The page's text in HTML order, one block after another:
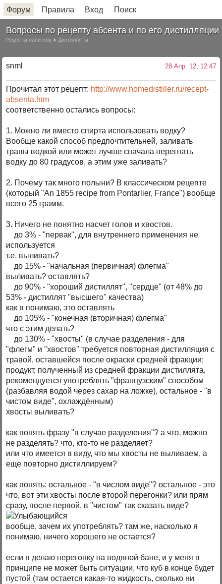
Форум Правила Вход Поиск
Вопросы по рецепту абсента и по его дистилляции
Рецепты напитков Дистилляты
snml 28 Апр. 12, 12:47
Прочитал этот рецепт: http://www.homedistiller.ru/recept-
absenta.htm
соответственно остались вопросы:
1. Можно ли вместо спирта использовать водку?
Вообще какой способ предпочтительней, заливать
травы водкой или может лучше сначала перегнать
водку до 80 градусов, а этим уже заливать?
2. Почему так много полыни? В классическом рецепте
(который "An 1855 recipe from Pontarlier, France") вообще
всего 25 грамм.
3. Ничего не понятно насчет голов и хвостов.
до 3% - "первак", для внутреннего применения не
используется
т.е. выливать?
до 15% - "начальная (первичная) флегма"
выливать? оставлять?
до 90% - "хороший дистиллят", "сердце" (от 48% до
53% - дистиллят "высшего" качества)
как я понимаю, это оставлять
до 105% - "конечная (вторичная) флегма"
что с этим делать?
до 130% - "хвосты" (в случае разделения - для
"флегм" и "хвостов" требуется повторная дистилляция с
травой, оставшейся после окраски средней фракции;
продукт, полученный из средней фракции дистиллята,
рекомендуется употреблять "французским" способом
(разбавляя водой через сахар на ложке), остальное - "в
чистом виде", охлаждённым)
хвосты выливать?
как понять фразу "в случае разделения"? а что, можно
не разделять? что, кто-то не разделяет?
или что имеется в виду, что мы хвосты не выливаем, а
еще повторно дистиллируем?
как понять: остальное - "в числом виде"? остальное - это
что, вот эти хвосты после второй перегонки? или прям
сразу, после первой, в "чистом" так сказать виде?
вообще, зачем их употреблять? там же, насколько я
понимаю, ничего хорошего не остается?
если я делаю перегонку на водяной бане, и у меня в
принципе не может быть ситуации, что куб в конце будет
пустой (там остается какая-то жидкость, сколько ни